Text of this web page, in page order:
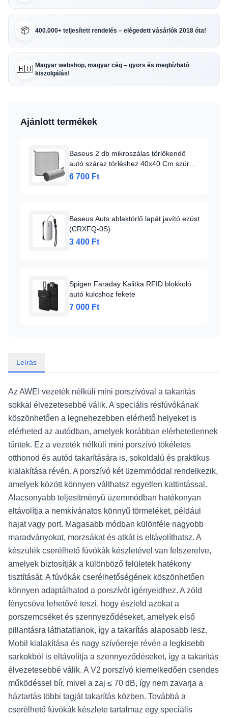
📦 400.000+ teljesített rendelés – elégedett vásárlók 2018 óta!
🇭🇺 Magyar webshop, magyar cég – gyors és megbízható
kiszolgálás!
Ajánlott termékek
Baseus 2 db mikroszálas törlőkendő
autó száraz törléshez 40x40 Cm szürke
(CRXCMJ-0G)
6 700 Ft
Baseus Auts ablaktörlő lapát javító ezüst
(CRXFQ-0S)
3 400 Ft
Spigen Faraday Kalitka RFID blokkoló
autó kulcshoz fekete
7 000 Ft
Leírás
Az AWEI vezeték nélküli mini porszívóval a takarítás
sokkal élvezetesebbé válik. A speciális résfúvókának
köszönhetően a legnehezebben elérhető helyeket is
elérheted az autódban, amelyek korábban elérhetetlennek
tűntek. Ez a vezeték nélküli mini porszívó tökéletes
otthonod és autód takarítására is, sokoldalú és praktikus
kialakítása révén. A porszívó két üzemmóddal rendelkezik,
amelyek között könnyen válthatsz egyetlen kattintással.
Alacsonyabb teljesítményű üzemmódban hatékonyan
eltávolítja a nemkívánatos könnyű törmeléket, például
hajat vagy port. Magasabb módban különféle nagyobb
maradványokat, morzsákat és atkát is eltávolíthatsz. A
készülék cserélhető fúvókák készletével van felszerelve,
amelyek biztosítják a különböző felületek hatékony
tisztítását. A fúvókák cserélhetőségének köszönhetően
könnyen adaptálhatod a porszívót igényeidhez. A zöld
fénycsóva lehetővé teszi, hogy észleld azokat a
porszemcséket és szennyeződéseket, amelyek első
pillantásra láthatatlanok, így a takarítás alaposabb lesz.
Mobil kialakítása és nagy szívóereje révén a legkisebb
sarkokból is eltávolítja a szennyeződéseket, így a takarítás
élvezetesebbé válik. A V2 porszívó kiemelkedően csendes
működéssel bír, mivel a zaj ≤ 70 dB, így nem zavarja a
háztartás többi tagját takarítás közben. Továbbá a
cserélhető fúvókák készlete tartalmaz egy speciális